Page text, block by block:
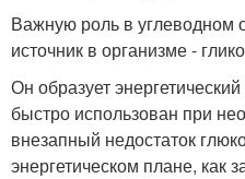
Важную роль в углеводном
источник в организме -
Он образует
быстро использован при
внезапный недостаток
энергетическом плане, как